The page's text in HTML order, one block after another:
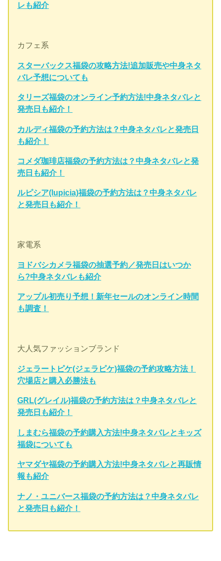
レも紹介
カフェ系
スターバックス福袋の攻略方法!追加販売や中身ネタ
バレ予想についても
タリーズ福袋のオンライン予約方法!中身ネタバレと
発売日も紹介！
カルディ福袋の予約方法は？中身ネタバレと発売日
も紹介！
コメダ珈琲店福袋の予約方法は？中身ネタバレと発
売日も紹介！
ルピシア(lupicia)福袋の予約方法は？中身ネタバレ
と発売日も紹介！
家電系
ヨドバシカメラ福袋の抽選予約／発売日はいつか
ら?中身ネタバレも紹介
アップル初売り予想！新年セールのオンライン時間
も調査！
大人気ファッションブランド
ジェラートピケ(ジェラピケ)福袋の予約攻略方法！
穴場店と購入必勝法も
GRL(グレイル)福袋の予約方法は？中身ネタバレと
発売日も紹介！
しまむら福袋の予約購入方法!中身ネタバレとキッズ
福袋についても
ヤマダヤ福袋の予約購入方法!中身ネタバレと再販情
報も紹介
ナノ・ユニバース福袋の予約方法は？中身ネタバレ
と発売日も紹介！